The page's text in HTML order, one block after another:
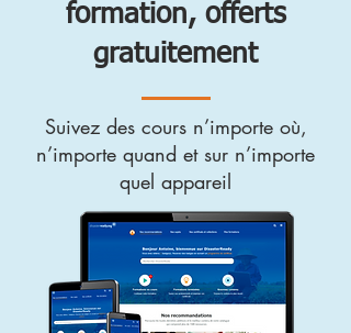
formation, offerts
gratuitement
Suivez des cours n’importe où,
n’importe quand et sur n’importe
quel appareil